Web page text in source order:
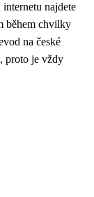
najdete
během chvilky
na české
proto je vždy